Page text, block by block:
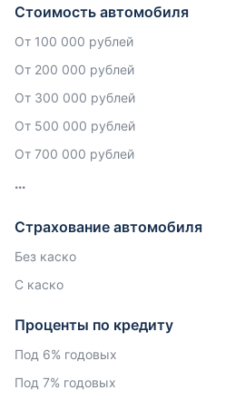
Стоимость автомобиля
От 100 000 рублей
От 200 000 рублей
От 300 000 рублей
От 500 000 рублей
От 700 000 рублей
Страхование автомобиля
Без каско
С каско
Проценты по кредиту
Под 6% годовых
Под 7% годовых